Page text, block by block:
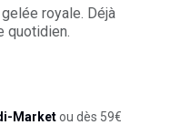
royale. Déjà
quotidien.
Marketou dès 59€